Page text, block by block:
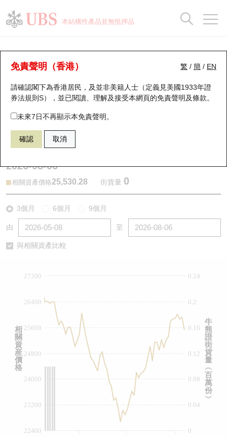
本結構性產品並無抵押品
繁 / 簡 / EN
免責聲明（香港）
請確認閣下為香港居民，及並非美籍人士（定義見美國1933年證
券法規則S），並已閱讀、理解及接受本網頁的免責聲明及條款。
未來7日不再顯示本免責聲明。
確認 取消
牛熊證分析儀
表現 街貨統計 比較
62700 瑞銀熊證 HSI 恒生指數
2026-08-06
相關資產價格25,530.28 街貨量 0
3個月 6個月 9個月
由 至
與相關資產比較
0
0.2
0.04
0.08
0.12
0.16
0.24
22400
23200
24000
24800
25600
26400
27200
牛
熊
證
街
貨
量
︵
百
萬
份
︶
相
關
資
産
價
格
瑞銀認股證一覽
新發行瑞銀認股證
即將到期認股證
認股證到期結算價查詢
認股證分析儀
認股證/牛熊證日誌
街貨統計
比較
牛熊全景快搜
牛熊證搜尋
牛熊證街貨分佈圖
正股牛熊證列表
新發行瑞銀牛熊證
牛熊證到期結算價查詢
牛熊證文件及公告
牛熊證文件及公告 (瑞信)
街貨統計
比較
十大升幅/跌幅
十大認股證成交分佈
十天股證佔大市成交
資金流
街貨統計
正股分析儀
二十大活躍股份
恒指成份股
國指成份股
科指成份股
中資ETFs溢價比較
收市競價變化
持股比重
顯示所有持股比重
每月輪證大市專題
輪證專欄
講座及教育短片
認股證投資者教育
牛熊證投資者教育